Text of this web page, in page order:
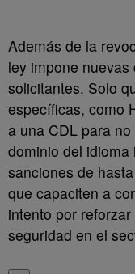
Además de la
ley impone
solicitantes. Solo
específicas, como
a una CDL para
dominio del idioma
sanciones de
que capaciten a
intento por
seguridad en el